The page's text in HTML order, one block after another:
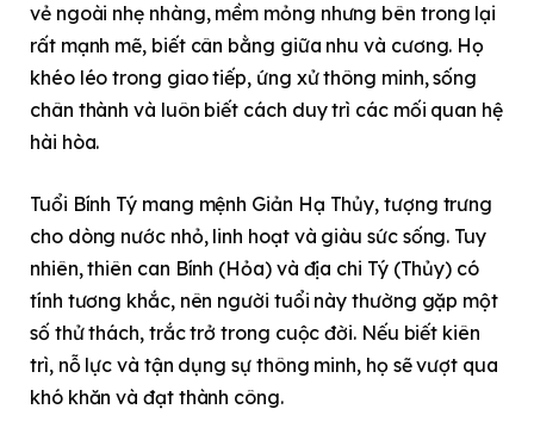
vẻ ngoài nhẹ nhàng, mềm mỏng nhưng bên trong lại
rất mạnh mẽ, biết cân bằng giữa nhu và cương. Họ
khéo léo trong giao tiếp, ứng xử thông minh, sống
chân thành và luôn biết cách duy trì các mối quan hệ
hài hòa.
Tuổi Bính Tý mang mệnh Giản Hạ Thủy, tượng trưng
cho dòng nước nhỏ, linh hoạt và giàu sức sống. Tuy
nhiên, thiên can Bính (Hỏa) và địa chi Tý (Thủy) có
tính tương khắc, nên người tuổi này thường gặp một
số thử thách, trắc trở trong cuộc đời. Nếu biết kiên
trì, nỗ lực và tận dụng sự thông minh, họ sẽ vượt qua
khó khăn và đạt thành công.